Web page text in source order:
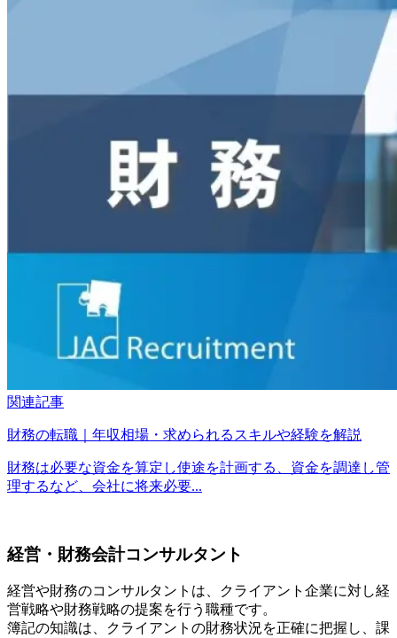
関連記事
財務の転職｜年収相場・求められるスキルや経験を解説
財務は必要な資金を算定し使途を計画する、資金を調達し管
理するなど、会社に将来必要...
経営・財務会計コンサルタント
経営や財務のコンサルタントは、クライアント企業に対し経
営戦略や財務戦略の提案を行う職種です。
簿記の知識は、クライアントの財務状況を正確に把握し、課